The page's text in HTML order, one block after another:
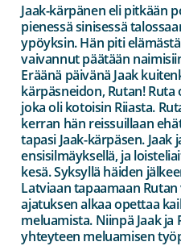
Jaak-kärpänen eli pitkään
pienessä sinisessä
ypöyksin. Hän piti
vaivannut päätään
Eräänä päivänä Jaak
kärpäsneidon, Rutan!
joka oli kotoisin Riiasta.
kerran hän reissuillaan
tapasi Jaak-kärpäsen. Jaak
ensisilmäyksellä, ja
kesä. Syksyllä häiden
Latviaan tapaamaan Rutan
ajatuksen alkaa opettaa
meluamista. Niinpä Jaak
yhteyteen meluamisen